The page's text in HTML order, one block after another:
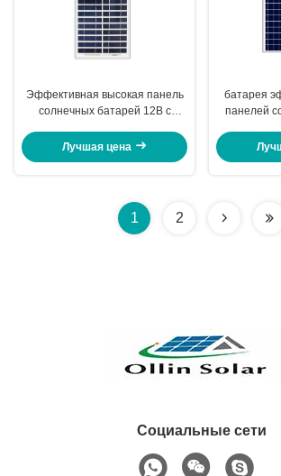
Эффективная высокая панель
солнечных батарей 12В с
кремния анти-
Лучшая цена
батарея
панелей
100В
1 2
Социальные сети